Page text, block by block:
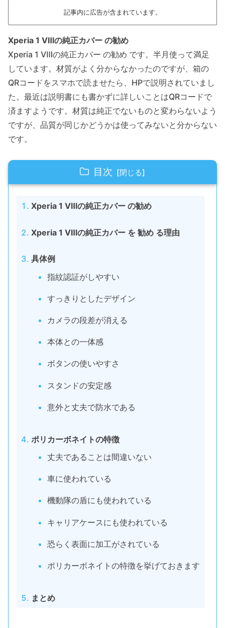
記事内に広告が含まれています。
Xperia 1 Ⅷの純正カバー の勧め
Xperia 1 Ⅷの純正カバー の勧め です。半月使って満足
しています。材質がよく分からなかったのですが、箱の
QRコードをスマホで読ませたら、HPで説明されていまし
た。最近は説明書にも書かずに詳しいことはQRコードで
済ますようです。材質は純正でないものと変わらないよう
ですが、品質が同じかどうかは使ってみないと分からない
です。
目次
Xperia 1 Ⅷの純正カバー の勧め
Xperia 1 Ⅷの純正カバー を 勧め る理由
具体例
指紋認証がしやすい
すっきりとしたデザイン
カメラの段差が消える
本体との一体感
ボタンの使いやすさ
スタンドの安定感
意外と丈夫で防水である
ポリカーボネイトの特徴
丈夫であることは間違いない
車に使われている
機動隊の盾にも使われている
キャリアケースにも使われている
恐らく表面に加工がされている
ポリカーボネイトの特徴を挙げておきます
まとめ